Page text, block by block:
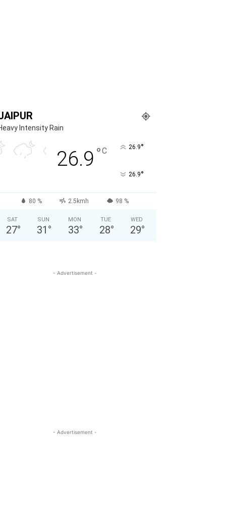
Intensity Rain
26.9 °C 26.9°
26.9°
80 % 2.5kmh 98 %
SAT
27°
SUN
31 °
MON
33°
TUE
28°
WED
29°
- Advertisement -
- Advertisement -